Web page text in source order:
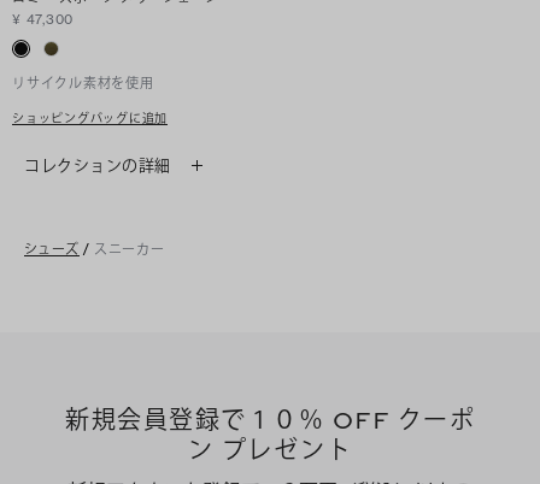
¥ 47,300
リサイクル素材を使用
ショッピングバッグに追加
コレクションの詳細
シューズ / スニーカー
新規会員登録で１０％ OFF クーポ
ン プレゼント